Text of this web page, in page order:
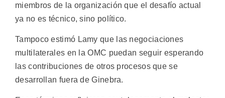
miembros de la organización que el desafío actual
ya no es técnico, sino político.
Tampoco estimó Lamy que las negociaciones
multilaterales en la OMC puedan seguir esperando
las contribuciones de otros procesos que se
desarrollan fuera de Ginebra.